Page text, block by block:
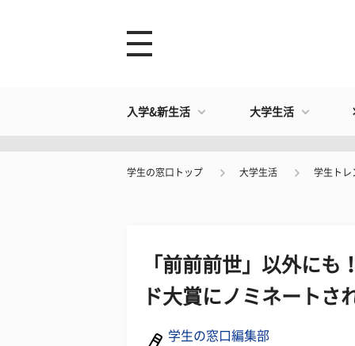
入学&新生活 大学生活
学生の窓口トップ 大学生活 学生トレ
「前前前世」以外にも
ド大賞にノミネートさ
学生の窓口編集部